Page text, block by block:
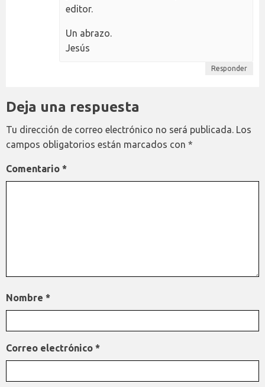
editor.
Un abrazo.
Jesús
Responder
Deja una respuesta
Tu dirección de correo electrónico no será publicada. Los
campos obligatorios están marcados con *
Comentario *
Nombre *
Correo electrónico *